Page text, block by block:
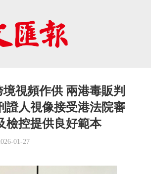
視頻作供 兩港毒販判
證人視像接受港法院審
檢控提供良好範本
01-27